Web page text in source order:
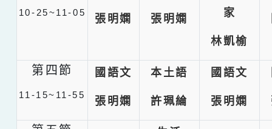
10-25~11-05
張明嫻 張明嫻 家
林凱榆
第四節
11-15~11-55
國語文
張明嫻
本土語
許珮綸
國語文
張明嫻